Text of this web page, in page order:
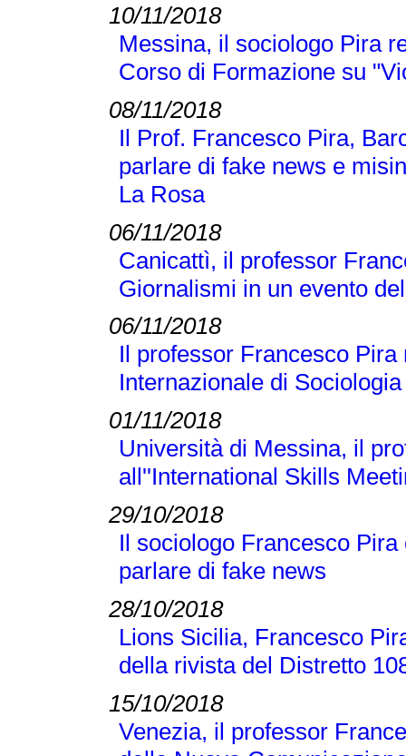
10/11/2018
Messina, il sociologo Pira
Corso di Formazione su
08/11/2018
Il Prof. Francesco Pira,
parlare di fake news e
La Rosa
06/11/2018
Canicattì, il professor
Giornalismi in un evento
06/11/2018
Il professor Francesco
Internazionale di
01/11/2018
Università di Messina, il
all''International Skills
29/10/2018
Il sociologo Francesco
parlare di fake news
28/10/2018
Lions Sicilia, Francesco
della rivista del Distretto
15/10/2018
Venezia, il professor